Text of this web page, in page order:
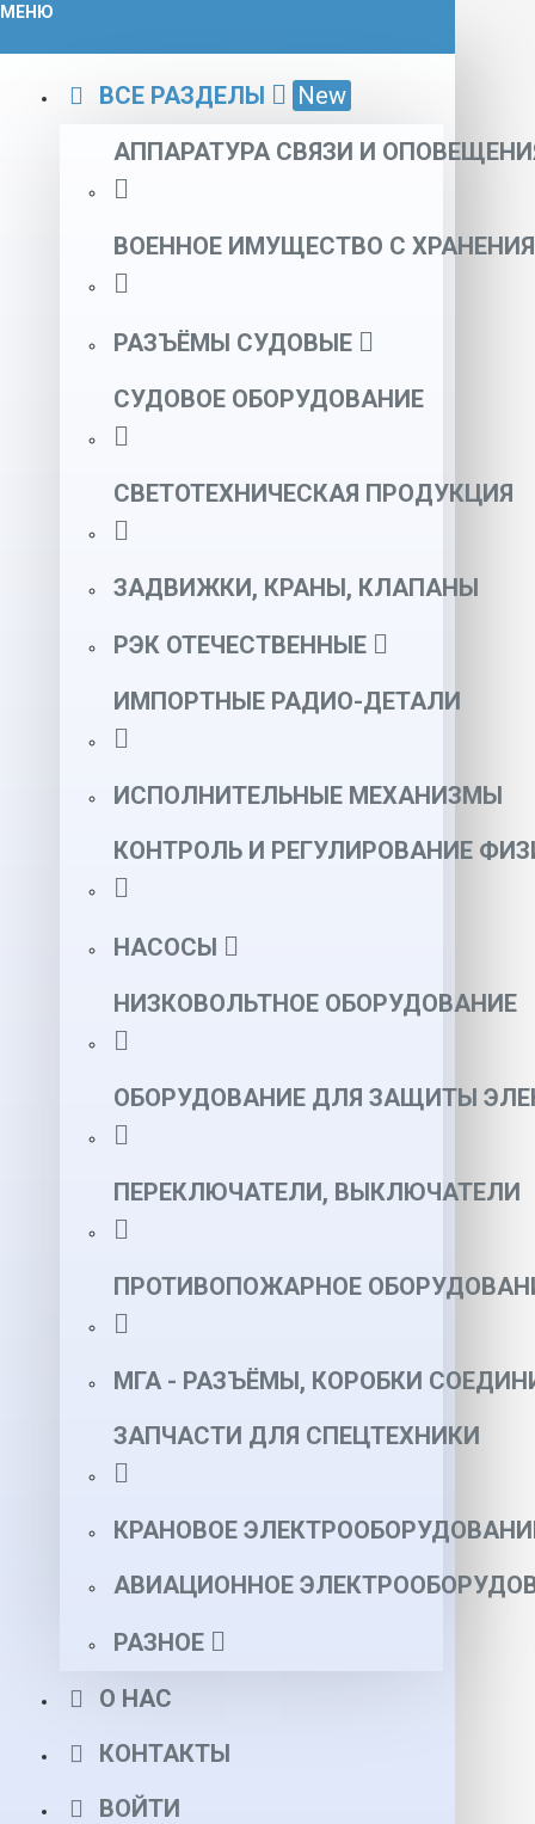
МЕНЮ
ВСЕ РАЗДЕЛЫ
New
АППАРАТУРА СВЯЗИ И
ВОЕННОЕ ИМУЩЕСТВО С ХРАНЕНИЯ
РАЗЪЁМЫ СУДОВЫЕ
СУДОВОЕ ОБОРУДОВАНИЕ
СВЕТОТЕХНИЧЕСКАЯ ПРОДУКЦИЯ
ЗАДВИЖКИ, КРАНЫ, КЛАПАНЫ
РЭК ОТЕЧЕСТВЕННЫЕ
ИМПОРТНЫЕ РАДИО-ДЕТАЛИ
ИСПОЛНИТЕЛЬНЫЕ МЕХАНИЗМЫ
КОНТРОЛЬ И РЕГУЛИРОВАНИЕ
НАСОСЫ
НИЗКОВОЛЬТНОЕ ОБОРУДОВАНИЕ
ОБОРУДОВАНИЕ ДЛЯ ЗАЩИТЫ
ПЕРЕКЛЮЧАТЕЛИ, ВЫКЛЮЧАТЕЛИ
ПРОТИВОПОЖАРНОЕ
МГА - РАЗЪЁМЫ, КОРОБКИ
ЗАПЧАСТИ ДЛЯ СПЕЦТЕХНИКИ
КРАНОВОЕ
АВИАЦИОННОЕ
РАЗНОЕ
О НАС
КОНТАКТЫ
ВОЙТИ